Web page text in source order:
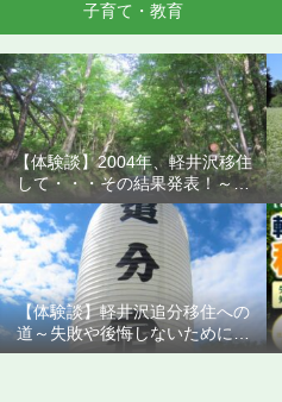
子育て・教育
【体験談】2004年、軽井沢移住
して・・・その結果発表！～失
敗や後悔しないために知ってお
きたいこと
【体験談】軽井沢追分移住への
道～失敗や後悔しないために知
っておきたいこと